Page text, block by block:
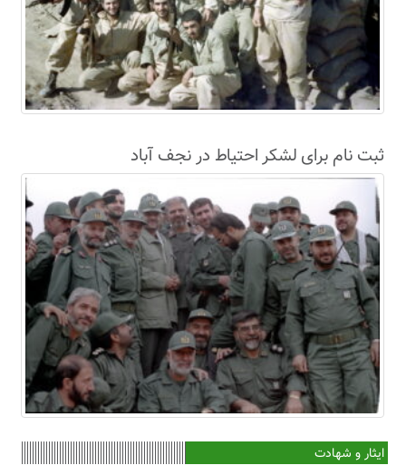
ثبت نام برای لشکر احتیاط در نجف آباد
ایثار و شهادت